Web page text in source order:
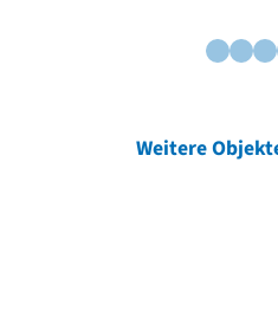
Weitere